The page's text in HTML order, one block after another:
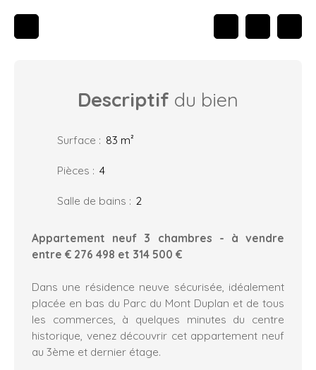
Descriptif du bien
Surface : 83 m²
Pièces : 4
Salle de bains : 2
Appartement neuf 3 chambres - à vendre
entre € 276 498 et 314 500 €
Dans une résidence neuve sécurisée, idéalement
placée en bas du Parc du Mont Duplan et de tous
les commerces, à quelques minutes du centre
historique, venez découvrir cet appartement neuf
au 3ème et dernier étage.